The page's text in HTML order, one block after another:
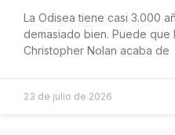
La Odisea tiene casi 3.000
demasiado bien. Puede
Christopher Nolan acaba de
23 de julio de 2026